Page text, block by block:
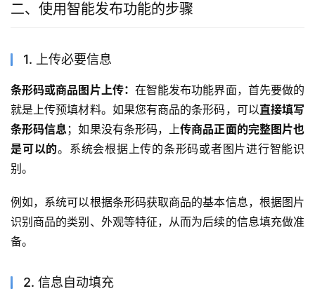
二、使用智能发布功能的步骤
1. 上传必要信息
条形码或商品图片上传： 在智能发布功能界面，首先要做的
就是上传预填材料。如果您有商品的条形码，可以直接填写
条形码信息；如果没有条形码，上传商品正面的完整图片也
是可以的。系统会根据上传的条形码或者图片进行智能识
别。
例如，系统可以根据条形码获取商品的基本信息，根据图片
识别商品的类别、外观等特征，从而为后续的信息填充做准
备。
2. 信息自动填充